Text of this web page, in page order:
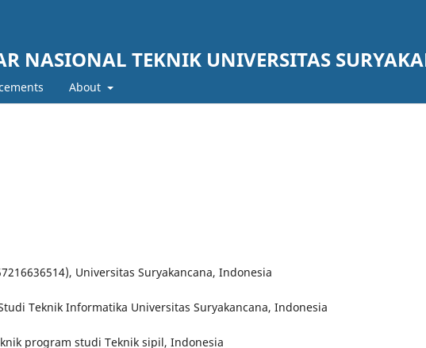
NASIONAL TEKNIK UNIVERSITAS
About
Universitas Suryakancana, Indonesia
Teknik Informatika Universitas Suryakancana, Indonesia
program studi Teknik sipil, Indonesia